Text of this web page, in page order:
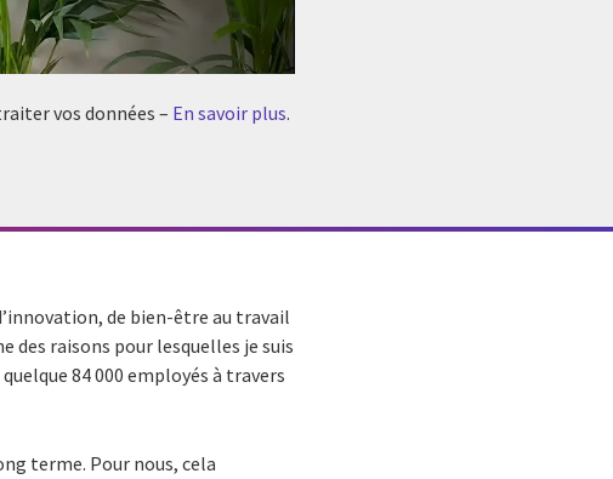
vos données – En savoir plus.
de bien-être au travail
des raisons pour lesquelles je suis
84 000 employés à travers
terme. Pour nous, cela